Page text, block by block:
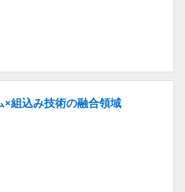
×組込み技術の融合領域